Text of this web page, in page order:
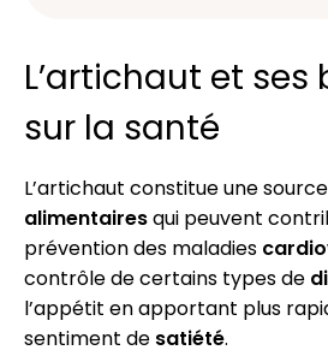
L’artichaut et
sur la santé
L’artichaut constitue une
alimentairesqui peuvent
prévention des maladies
contrôle de certains types de
l’appétit en apportant plus
sentiment de satiété.